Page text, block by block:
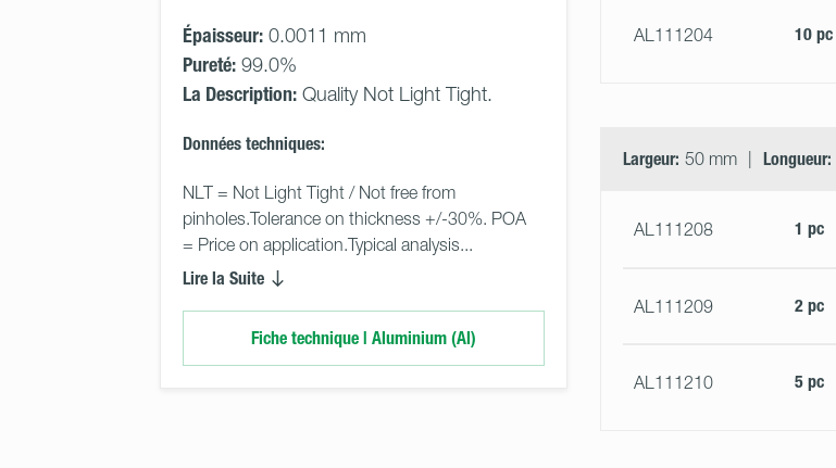
Épaisseur: 0.0011 mm
Pureté: 99.0%
La Description: Quality Not Light Tight.
Données techniques:
NLT = Not Light Tight / Not free from
pinholes.Tolerance on thickness +/-30%. POA
= Price on application.Typical analysis...
Lire la Suite
Fiche technique | Aluminium (Al)
AL111204 10 pc
Largeur: 50 mm Longueur:
AL111208 1 pc
AL111209 2 pc
AL111210 5 pc